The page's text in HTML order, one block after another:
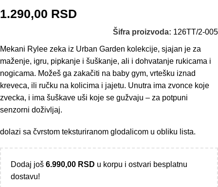
1.290,00 RSD
Šifra proizvoda: 126TT/2-005
Mekani Rylee zeka iz Urban Garden kolekcije, sjajan je za
maženje, igru, pipkanje i šuškanje, ali i dohvatanje rukicama i
nogicama. Možeš ga zakačiti na baby gym, vrtešku iznad
kreveca, ili ručku na kolicima i jajetu. Unutra ima zvonce koje
zvecka, i ima šuškave uši koje se gužvaju – za potpuni
senzorni doživljaj.
dolazi sa čvrstom teksturiranom glodalicom u obliku lista.
Dodaj još 6.990,00 RSD u korpu i ostvari besplatnu
dostavu!